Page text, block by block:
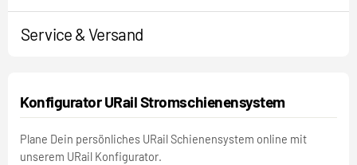
Service & Versand
Konfigurator URail Stromschienensystem
Plane Dein persönliches URail Schienensystem online mit
unserem URail Konfigurator.